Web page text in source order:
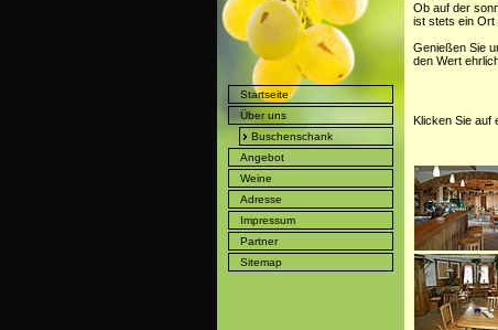
Startseite
Über uns
Buschenschank
Angebot
Weine
Adresse
Impressum
Partner
Sitemap
Ob auf der
ist stets ein Ort
Genießen Sie
den Wert
Klicken Sie auf